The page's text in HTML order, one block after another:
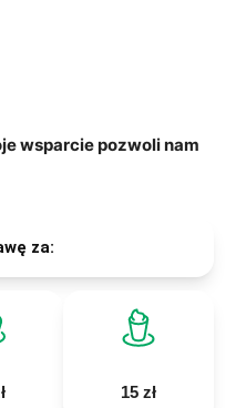
wsparcie pozwoli nam
za:
15 zł